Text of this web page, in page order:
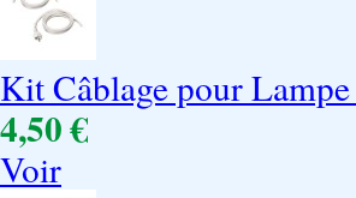
Kit Câblage pour
4,50 €
Voir